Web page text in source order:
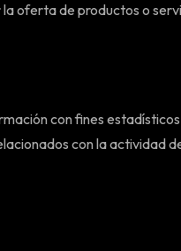
oferta de productos o
con fines
con la actividad